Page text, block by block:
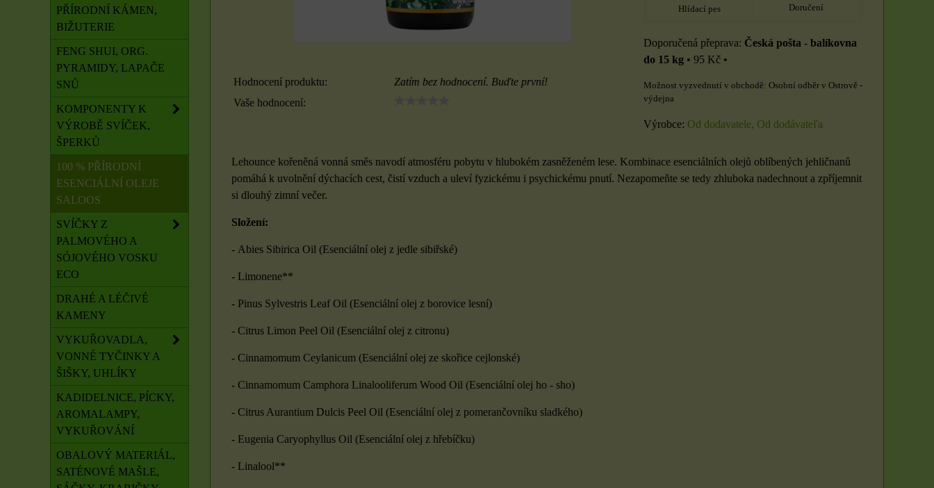
Hodnocení produktu:
Zatím bez hodnocení. Buďte první!
Vaše hodnocení:
Hlídací pes Doručení
Česká pošta - balíkovna
do 15 kg • 95 Kč •
Osobní odběr v Ostrově -
výdejna
Výrobce: Od dodavatele, Od dodávateľa
Lehounce kořeněná vonná směs navodí atmosféru pobytu v hlubokém zasněženém lese. Kombinace esenciálních olejů oblíbených jehličnanů
pomáhá k uvolnění dýchacích cest, čistí vzduch a uleví fyzickému i psychickému pnutí. Nezapomeňte se tedy zhluboka nadechnout a zpříjemnit
si dlouhý zimní večer.
Složení:
- Abies Sibirica Oil (Esenciální olej z jedle sibiřské)
- Limonene**
- Pinus Sylvestris Leaf Oil (Esenciální olej z borovice lesní)
- Citrus Limon Peel Oil (Esenciální olej z citronu)
- Cinnamomum Ceylanicum (Esenciální olej ze skořice cejlonské)
- Cinnamomum Camphora Linalooliferum Wood Oil (Esenciální olej ho - sho)
- Citrus Aurantium Dulcis Peel Oil (Esenciální olej z pomerančovníku sladkého)
- Eugenia Caryophyllus Oil (Esenciální olej z hřebíčku)
- Linalool**
PŘÍRODNÍ KÁMEN,
BIŽUTERIE
FENG SHUI, ORG.
PYRAMIDY, LAPAČE
SNŮ
KOMPONENTY K
VÝROBĚ SVÍČEK,
ŠPERKŮ
100 % PŘÍRODNÍ
ESENCIÁLNÍ OLEJE
SALOOS
SVÍČKY Z
PALMOVÉHO A
SÓJOVÉHO VOSKU
ECO
DRAHÉ A LÉČIVÉ
KAMENY
VYKUŘOVADLA,
VONNÉ TYČINKY A
ŠIŠKY, UHLÍKY
KADIDELNICE, PÍCKY,
AROMALAMPY,
VYKUŘOVÁNÍ
OBALOVÝ MATERIÁL,
SATÉNOVÉ MAŠLE,